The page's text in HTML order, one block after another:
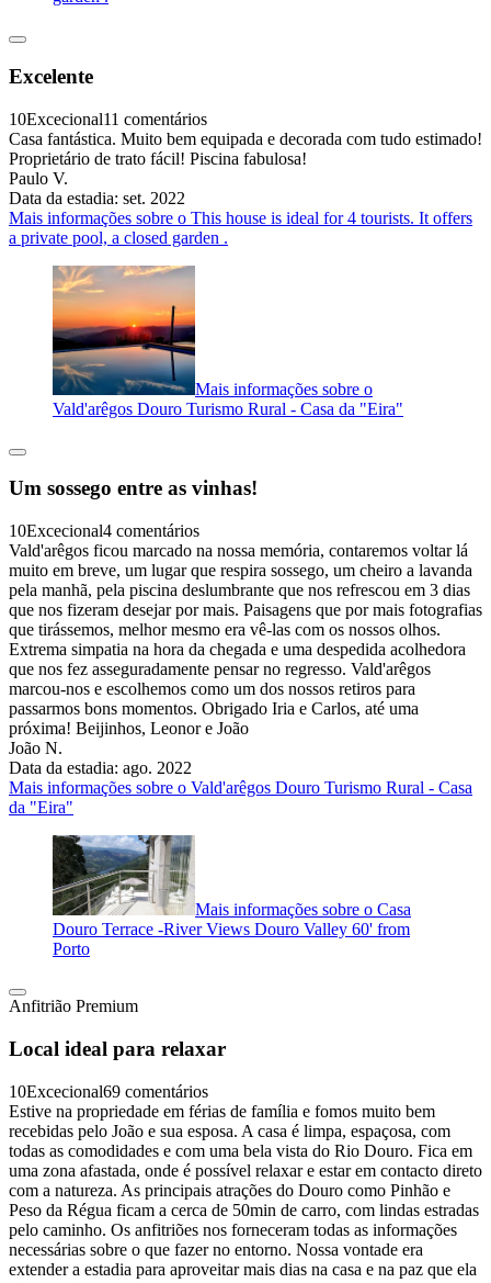
Excelente
10Excecional11 comentários
Casa fantástica. Muito bem equipada e decorada com tudo estimado!
Proprietário de trato fácil! Piscina fabulosa!
Paulo V.
Data da estadia: set. 2022
Mais informações sobre o This house is ideal for 4 tourists. It offers
a private pool, a closed garden .
Mais informações sobre o
Vald'arêgos Douro Turismo Rural - Casa da "Eira"
Um sossego entre as vinhas!
10Excecional4 comentários
Vald'arêgos ficou marcado na nossa memória, contaremos voltar lá
muito em breve, um lugar que respira sossego, um cheiro a lavanda
pela manhã, pela piscina deslumbrante que nos refrescou em 3 dias
que nos fizeram desejar por mais. Paisagens que por mais fotografias
que tirássemos, melhor mesmo era vê-las com os nossos olhos.
Extrema simpatia na hora da chegada e uma despedida acolhedora
que nos fez asseguradamente pensar no regresso. Vald'arêgos
marcou-nos e escolhemos como um dos nossos retiros para
passarmos bons momentos. Obrigado Iria e Carlos, até uma
próxima! Beijinhos, Leonor e João
João N.
Data da estadia: ago. 2022
Mais informações sobre o Vald'arêgos Douro Turismo Rural - Casa
da "Eira"
Mais informações sobre o Casa
Douro Terrace -River Views Douro Valley 60' from
Porto
Anfitrião Premium
Local ideal para relaxar
10Excecional69 comentários
Estive na propriedade em férias de família e fomos muito bem
recebidas pelo João e sua esposa. A casa é limpa, espaçosa, com
todas as comodidades e com uma bela vista do Rio Douro. Fica em
uma zona afastada, onde é possível relaxar e estar em contacto direto
com a natureza. As principais atrações do Douro como Pinhão e
Peso da Régua ficam a cerca de 50min de carro, com lindas estradas
pelo caminho. Os anfitriões nos forneceram todas as informações
necessárias sobre o que fazer no entorno. Nossa vontade era
extender a estadia para aproveitar mais dias na casa e na paz que ela